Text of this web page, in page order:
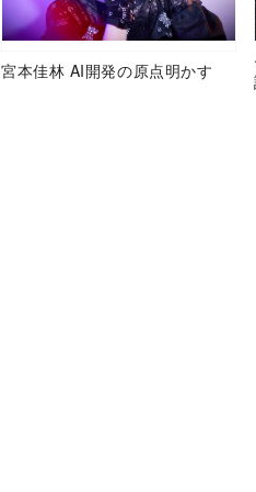
宮本佳林 AI開発の原点明かす